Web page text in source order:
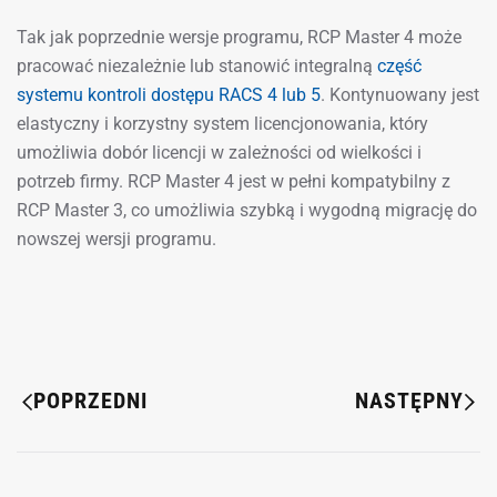
Tak jak poprzednie wersje programu, RCP Master 4 może
pracować niezależnie lub stanowić integralną część
systemu kontroli dostępu RACS 4 lub 5. Kontynuowany jest
elastyczny i korzystny system licencjonowania, który
umożliwia dobór licencji w zależności od wielkości i
potrzeb firmy. RCP Master 4 jest w pełni kompatybilny z
RCP Master 3, co umożliwia szybką i wygodną migrację do
nowszej wersji programu.
POPRZEDNI NASTĘPNY